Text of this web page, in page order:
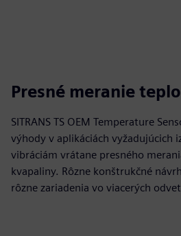
Presné meranie
SITRANS TS OEM Temperature
výhody v aplikáciách vyžadujúcich
vibráciám vrátane presného
kvapaliny. Rôzne konštrukčné
rôzne zariadenia vo viacerých